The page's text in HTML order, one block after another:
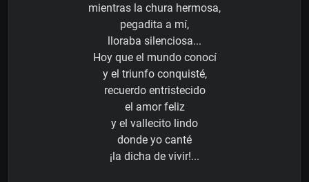
mientras la chura hermosa,
pegadita a mí,
lloraba silenciosa...
Hoy que el mundo conocí
y el triunfo conquisté,
recuerdo entristecido
el amor feliz
y el vallecito lindo
donde yo canté
¡la dicha de vivir!...